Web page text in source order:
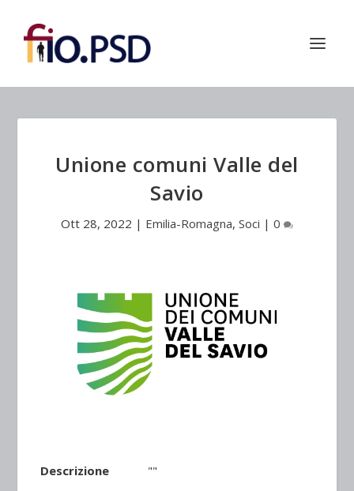
Unione comuni Valle del
Savio
Ott 28, 2022 | Emilia-Romagna, Soci | 0
Descrizione
""